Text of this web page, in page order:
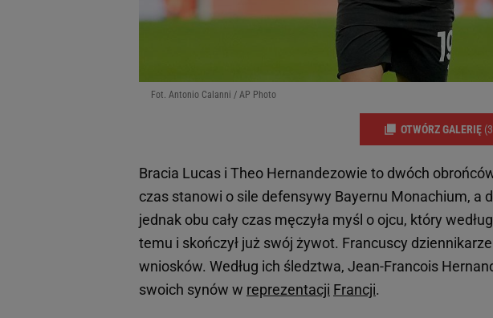
Fot. Antonio Calanni / AP Photo
OTWÓRZ GALERIĘ
Bracia Lucas i Theo Hernandezowie to dwóch
czas stanowi o sile defensywy Bayernu Monachium, a
jednak obu cały czas męczyła myśl o ojcu, który
temu i skończył już swój żywot. Francuscy
wniosków. Według ich śledztwa, Jean-Francois
swoich synów w reprezentacji Francji.